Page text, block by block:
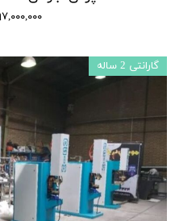
۳۹۷,۰۰۰,۰۰۰
گارانتی 2 ساله